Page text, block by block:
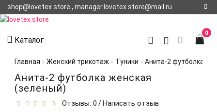
shop@lovetex.store , manager.lovetex.store@mail.ru
Каталог
0
Главная Женский трикотаж Туники Анита-2 футболка
Анита-2 футболка женская
(зеленый)
Отзывы: 0 /Написать отзыв